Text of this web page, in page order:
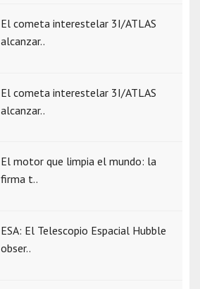
El cometa interestelar 3I/ATLAS
alcanzar..
El cometa interestelar 3I/ATLAS
alcanzar..
El motor que limpia el mundo: la
firma t..
ESA: El Telescopio Espacial Hubble
obser..